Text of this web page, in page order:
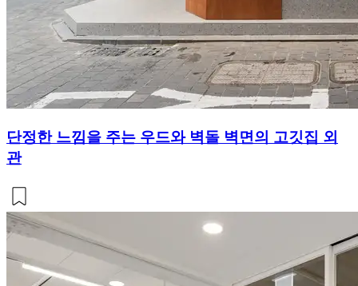
단정한 느낌을 주는 우드와 벽돌 벽면의 고깃집 외
관